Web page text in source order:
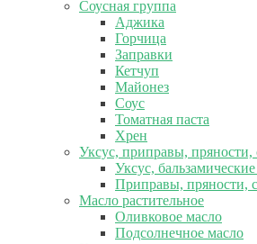
Соусная группа
Аджика
Горчица
Заправки
Кетчуп
Майонез
Соус
Томатная паста
Хрен
Уксус, приправы, пряности,
Уксус,
Приправы, пряности,
Масло растительное
Оливковое масло
Подсолнечное масло